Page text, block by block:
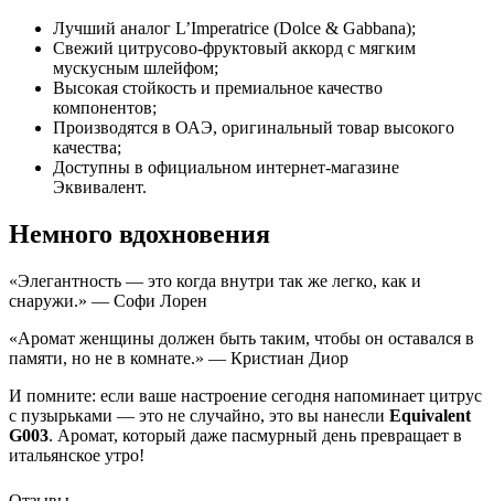
Лучший аналог L’Imperatrice (Dolce & Gabbana);
Свежий цитрусово-фруктовый аккорд с мягким
мускусным шлейфом;
Высокая стойкость и премиальное качество
компонентов;
Производятся в ОАЭ, оригинальный товар высокого
качества;
Доступны в официальном интернет-магазине
Эквивалент.
Немного вдохновения
«Элегантность — это когда внутри так же легко, как и
снаружи.» — Софи Лорен
«Аромат женщины должен быть таким, чтобы он оставался в
памяти, но не в комнате.» — Кристиан Диор
И помните: если ваше настроение сегодня напоминает цитрус
с пузырьками — это не случайно, это вы нанесли Equivalent
G003. Аромат, который даже пасмурный день превращает в
итальянское утро!